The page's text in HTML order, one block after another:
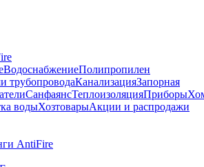
ВодоснабжениеПолипропилен
трубопроводаКанализацияЗапорная
СанфаянсТеплоизоляцияПриборы
водыХозтоварыАкции и распродажи
AntiFire